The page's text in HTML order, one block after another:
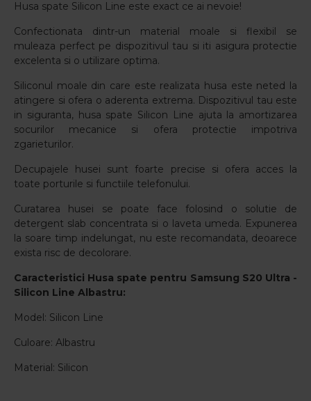
Husa spate Silicon Line este exact ce ai nevoie!
Confectionata dintr-un material moale si flexibil se
muleaza perfect pe dispozitivul tau si iti asigura protectie
excelenta si o utilizare optima.
Siliconul moale din care este realizata husa este neted la
atingere si ofera o aderenta extrema. Dispozitivul tau este
in siguranta, husa spate Silicon Line ajuta la amortizarea
socurilor mecanice si ofera protectie impotriva
zgarieturilor.
Decupajele husei sunt foarte precise si ofera acces la
toate porturile si functiile telefonului.
Curatarea husei se poate face folosind o solutie de
detergent slab concentrata si o laveta umeda. Expunerea
la soare timp indelungat, nu este recomandata, deoarece
exista risc de decolorare.
Caracteristici Husa spate pentru Samsung S20 Ultra -
Silicon Line Albastru:
Model: Silicon Line
Culoare: Albastru
Material: Silicon